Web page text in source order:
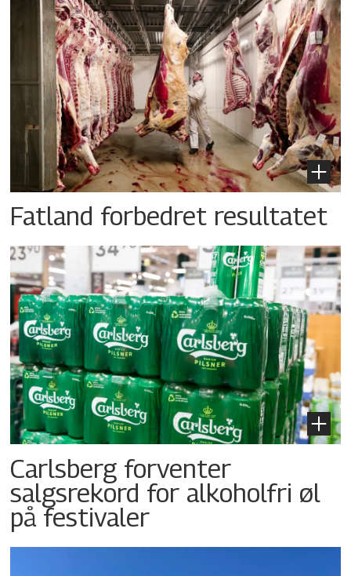
Fatland forbedret resultatet
Carlsberg forventer
salgsrekord for alkoholfri øl
på festivaler